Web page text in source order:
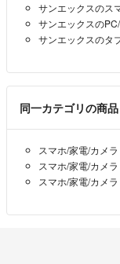
サンエックスのス
サンエックスの
サンエックスのタ
同一カテゴリの商品
スマホ/家電/カメラ
スマホ/家電/カメラ
スマホ/家電/カメラ